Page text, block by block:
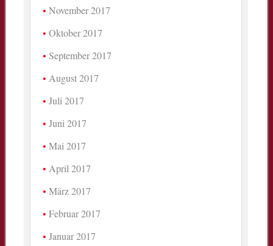
November 2017
Oktober 2017
September 2017
August 2017
Juli 2017
Juni 2017
Mai 2017
April 2017
März 2017
Februar 2017
Januar 2017